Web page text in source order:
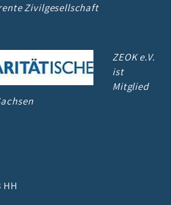
Zivilgesellschaft
ZEOK e.V.
ist
Mitglied